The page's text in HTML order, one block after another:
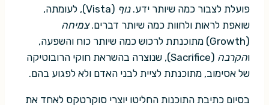
פועלת לצבור כמה שיותר ידע.נוף
(Vista), לעומתה,
שואפת לראות ולחוות כמה שיותר דברים.צמיחה
(Growth) מתוכנתת לרכוש כמה שיותר כוח והשפעה,
והקרבה
(Sacrifice), שנוצרה בהשראת חוקי הרובוטיקה
של אסימוב, מתוכנתת לציית לבני האדם ולא לפגוע בהם.
בסיום כתיבת התוכנות החליטו יוצרי סוקרטקס לאחד את